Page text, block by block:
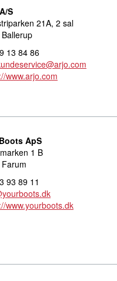
S
21A, 2 sal
13 84 86
www.arjo.com
ApS
1 B
93 89 11
www.yourboots.dk